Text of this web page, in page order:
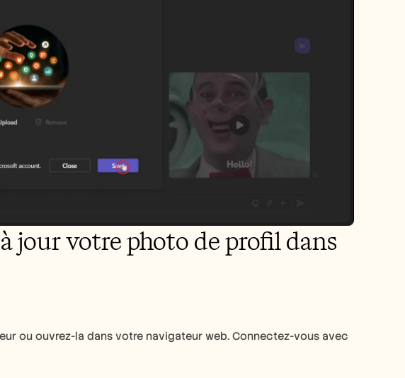
jour votre photo de profil dans
ou ouvrez-la dans votre navigateur web. Connectez-vous avec